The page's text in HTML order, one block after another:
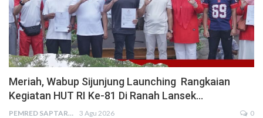
Meriah, Wabup Sijunjung Launching Rangkaian
Kegiatan HUT RI Ke-81 Di Ranah Lansek…
PEMRED SAPTARIUS 3 Agu 2026 0